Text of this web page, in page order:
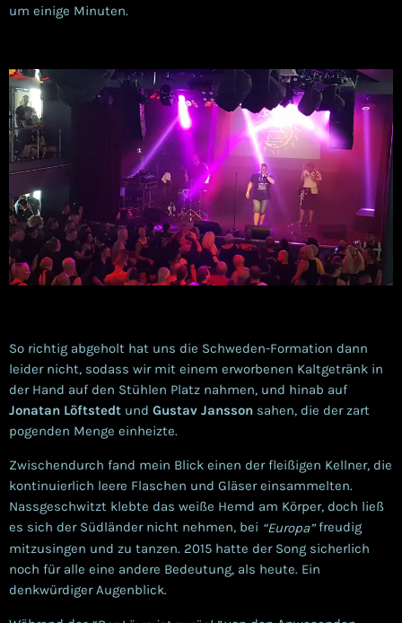
um einige Minuten.
So richtig abgeholt hat uns die Schweden-Formation dann
leider nicht, sodass wir mit einem erworbenen Kaltgetränk in
der Hand auf den Stühlen Platz nahmen, und hinab auf
Jonatan Löftstedt und Gustav Jansson sahen, die der zart
pogenden Menge einheizte.
Zwischendurch fand mein Blick einen der fleißigen Kellner, die
kontinuierlich leere Flaschen und Gläser einsammelten.
Nassgeschwitzt klebte das weiße Hemd am Körper, doch ließ
es sich der Südländer nicht nehmen, bei “Europa”freudig
mitzusingen und zu tanzen. 2015 hatte der Song sicherlich
noch für alle eine andere Bedeutung, als heute. Ein
denkwürdiger Augenblick.